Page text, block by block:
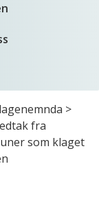
>
fra
som klaget